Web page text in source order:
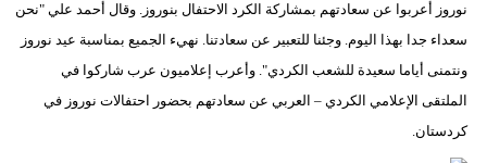
نوروز أعربوا عن سعادتهم بمشاركة الكرد الاحتفال بنوروز. وقال أحمد علي "نحن
سعداء جدا بهذا اليوم. وجئنا للتعبير عن سعادتنا. نهيء الجميع بمناسبة عيد نوروز
ونتمنى أياما سعيدة للشعب الكردي". وأعرب إعلاميون عرب شاركوا في
الملتقى الإعلامي الكردي – العربي عن سعادتهم بحضور احتفالات نوروز في
كردستان.